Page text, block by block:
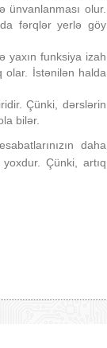
ünvanlanması olur.
fərqlər yerlə göy
yaxın funksiya izah
olar. İstənilən halda
Çünki, dərslərin
bilər.
daha
Çünki, artıq